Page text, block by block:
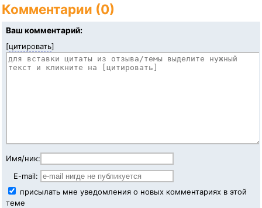
Комментарии (0)
Ваш комментарий:
[цитировать]
Имя/ник:
E-mail:
присылать мне уведомления о новых комментариях в этой
теме